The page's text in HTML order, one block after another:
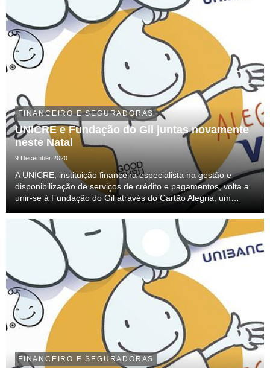
FINANCEIRO E SEGURADORAS
UNICRE e Fundação do Gil juntas novamente
neste Natal
9 December 2020
A UNICRE, instituição financeira especialista na gestão e
disponibilização de serviços de crédito e pagamentos, volta a
unir-se à Fundação do Gil através do Cartão Alegria, um
2€ reverte na totalidade para o ...
FINANCEIRO E SEGURADORAS